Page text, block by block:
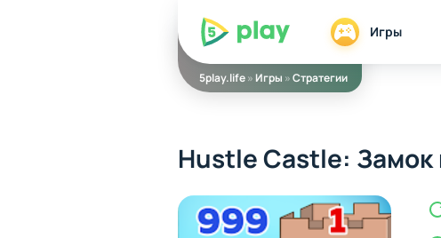
5play Игры
5play.life»Игры »Стратегии
Hustle Castle: Замок